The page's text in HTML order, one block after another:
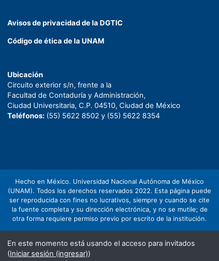
Avisos de privacidad de la DGTIC
Código de ética de la UNAM
Ubicación
Circuito exterior s/n, frente a la
Facultad de Contaduría y Administración,
Ciudad Universitaria, C.P. 04510, Ciudad de México
Teléfonos: (55) 5622 8502 y (55) 5622 8354
Hecho en México. Universidad Nacional Autónoma de México
(UNAM). Todos los derechos reservados 2022. Esta página puede
ser reproducida con fines no lucrativos, siempre y cuando se cite
la fuente completa y su dirección electrónica, y no se mutile; de
otra forma requiere permiso previo por escrito de la institución.
En este momento está usando el acceso para invitados
(Iniciar sesión (ingresar))